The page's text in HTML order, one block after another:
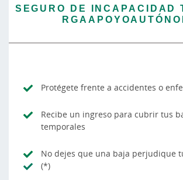
SEGURO DE INCAPACIDAD
Protégete frente a accidentes o
Recibe un ingreso para cubrir tus
temporales
No dejes que una baja perjudique
(*)